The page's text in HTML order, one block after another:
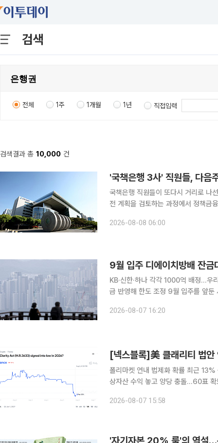
검색
전체 1주 1개월 1년 직접입력
검색결과 총 10,000 건
'국책은행 3사' 직원들, 다음
국책은행 직원들이 또다시 거리로 나
전 계획을 검토하는 과정에서 정책금
2026-08-08 06:00
9월 입주 디에이치방배 잔
KB·신한·하나 각각 1000억 배정…우
금 반영해 한도 조정 9월 입주를 앞둔 서울 서초구 ‘디에이치방배’에 주요 은행들이 3000억원 규모
늘어날 전망이다. 7일 금융
2026-08-07 16:20
[넥스블록]美 클래리티 법
폴리마켓 연내 법제화 확률 최근
상자산 수익 놓고 양당 충돌…60표 확
이 예측시장에서 13% 근방에 머물고
2026-08-07 15:58